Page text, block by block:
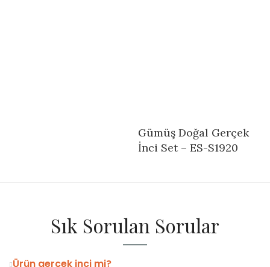
Gümüş Doğal Gerçek
İnci Set – ES-S1920
Sık Sorulan Sorular
Ürün gerçek inci mi?